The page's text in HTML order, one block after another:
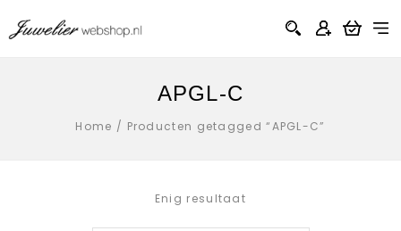
APGL-C
Home / Producten getagged “APGL-C”
Enig resultaat